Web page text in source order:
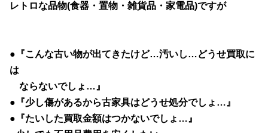
レトロな品物(食器・置物・雑貨品・家電品)ですが
●『こんな古い物が出てきたけど…汚いし…どうせ買取に
は
ならないでしょ…』
●『少し傷があるから古家具はどうせ処分でしょ… 』
●『たいした買取金額はつかないでしょ…』